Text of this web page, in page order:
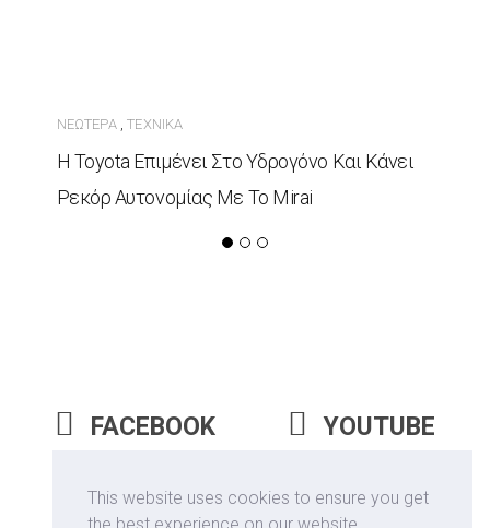
This website uses cookies to ensure you get
ΝΕΏΤΕΡΑ,ΤΕΧΝΙΚΆ
Η Toyota Επιμένει Στο Υδρογόνο Και Κάνει
Ρεκόρ Αυτονομίας Με Το Mirai
FACEBOOK
YOUTUBE
INSTAGRAM